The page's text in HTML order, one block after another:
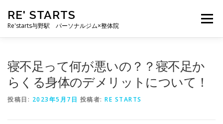
RE' STARTS
Re'starts与野駅 パーソナルジム×整体院
メニュー
寝不足って何が悪いの？？寝不足か
らくる身体のデメリットについて！
投稿日: 2023年5月7日 投稿者: RE STARTS